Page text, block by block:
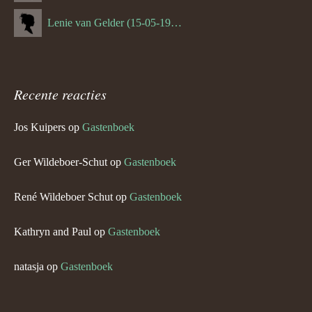
Lenie van Gelder (15-05-1970)
Recente reacties
Jos Kuipers op Gastenboek
Ger Wildeboer-Schut op Gastenboek
René Wildeboer Schut op Gastenboek
Kathryn and Paul op Gastenboek
natasja op Gastenboek